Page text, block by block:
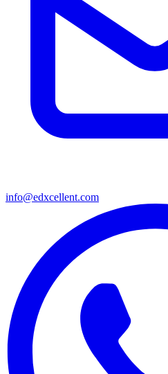
info@edxcellent.com